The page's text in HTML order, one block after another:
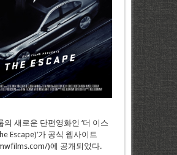
의 새로운 단편영화인 ‘더 이스
Escape)’가 공식 웹사이트
)에 공개되었다.